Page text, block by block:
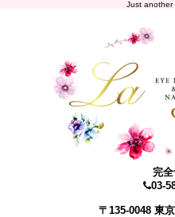
Just another
完全
03-
〒135-0048 東